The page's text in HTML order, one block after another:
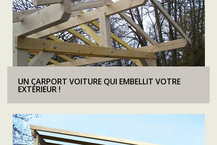
UN CARPORT VOITURE QUI EMBELLIT VOTRE
EXTÉRIEUR !